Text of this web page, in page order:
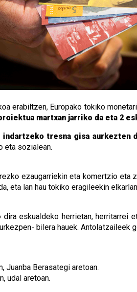
erabiltzen, Europako tokiko
martxan jarriko da eta 2
indartzeko tresna gisa aurkezten
eta sozialean.
ezaugarriekin eta komertzio
eta lan hau tokiko eragileekin
eskualdeko herrietan,
bilera hauek.
Juanba Berasategi aretoan.
udal aretoan.